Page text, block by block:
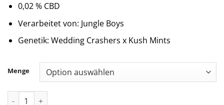
0,02 % CBD
Verarbeitet von: Jungle Boys
Genetik: Wedding Crashers x Kush Mints
Menge
Jungle Boys | Hippy Crasher - 1g Live Resin Cartridge Menge